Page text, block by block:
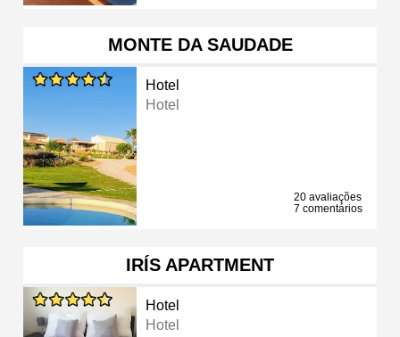
MONTE DA SAUDADE
Hotel
Hotel
20 avaliações
7 comentários
IRÍS APARTMENT
Hotel
Hotel